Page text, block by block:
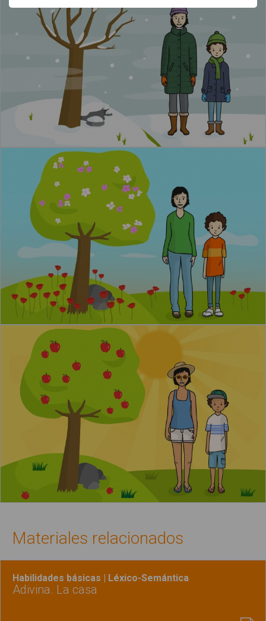
Materiales relacionados
Habilidades básicas | Léxico-Semántica
Adivina. La casa